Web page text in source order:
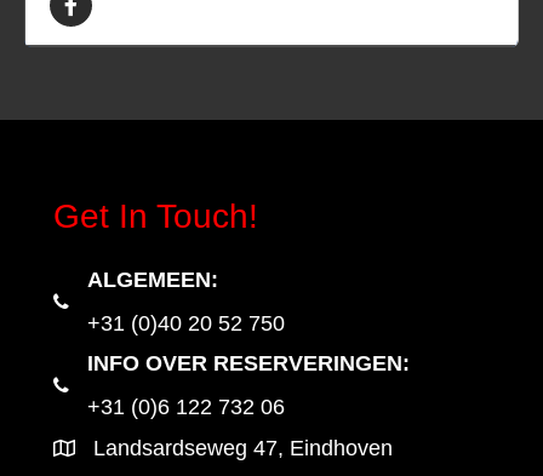
Get In Touch!
ALGEMEEN:
+31 (0)40 20 52 750
INFO OVER RESERVERINGEN:
+31 (0)6 122 732 06
Landsardseweg 47, Eindhoven